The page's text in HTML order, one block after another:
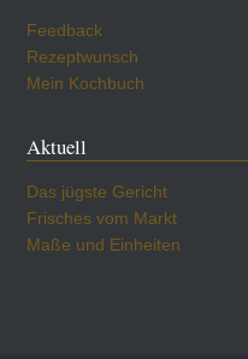
Feedback
Rezeptwunsch
Mein Kochbuch
Aktuell
Das jügste Gericht
Frisches vom Markt
Maße und Einheiten